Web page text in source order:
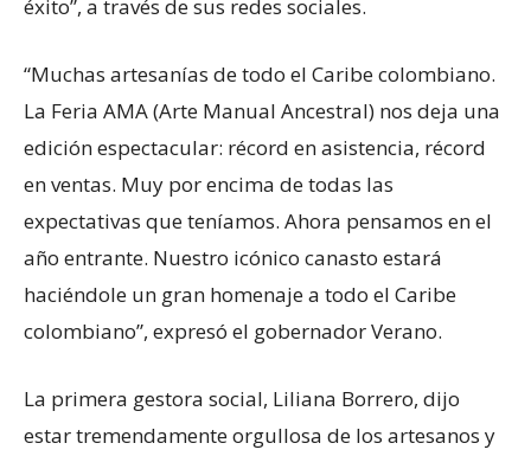
éxito”, a través de sus redes sociales.
“Muchas artesanías de todo el Caribe colombiano.
La Feria AMA (Arte Manual Ancestral) nos deja una
edición espectacular: récord en asistencia, récord
en ventas. Muy por encima de todas las
expectativas que teníamos. Ahora pensamos en el
año entrante. Nuestro icónico canasto estará
haciéndole un gran homenaje a todo el Caribe
colombiano”, expresó el gobernador Verano.
La primera gestora social, Liliana Borrero, dijo
estar tremendamente orgullosa de los artesanos y